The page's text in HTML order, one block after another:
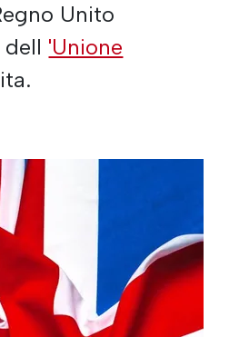
Unito
dell 'Unione